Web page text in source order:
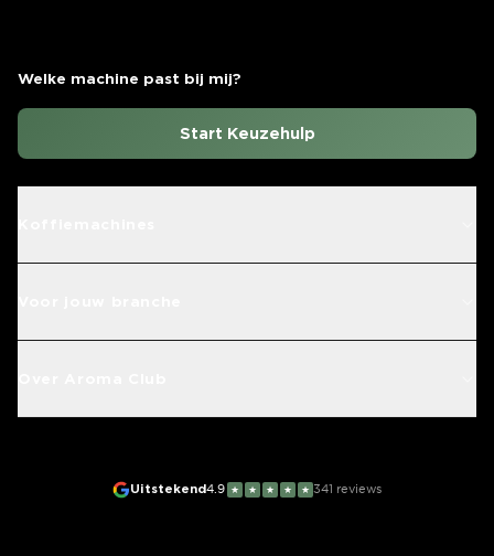
Welke machine past bij mij?
Start Keuzehulp
Uitstekend4.9 ★ ★ ★ ★ ★ 341 reviews